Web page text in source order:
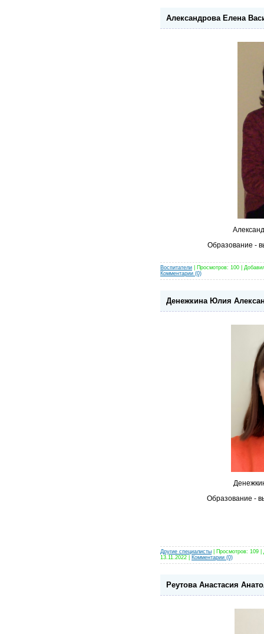
Александрова Елена
Образование -
Воспитатели | Просмотров: 100 |
Комментарии (0)
Денежкина Юлия
Образование -
Другие специалисты | Просмотров: 109
13.11.2022
Комментарии (0)
Реутова Анастасия